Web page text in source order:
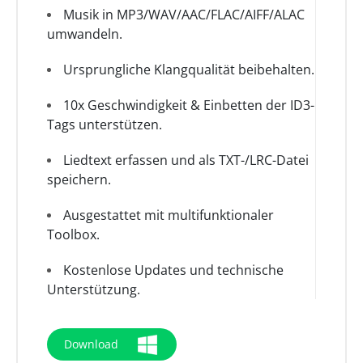
Musik in MP3/WAV/AAC/FLAC/AIFF/ALAC
umwandeln.
Ursprungliche Klangqualität beibehalten.
10x Geschwindigkeit & Einbetten der ID3-
Tags unterstützen.
Liedtext erfassen und als TXT-/LRC-Datei
speichern.
Ausgestattet mit multifunktionaler
Toolbox.
Kostenlose Updates und technische
Unterstützung.
Download